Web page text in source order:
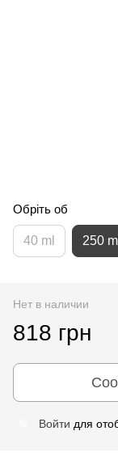
Обріть об
40 ml 250 ml
Нет в наличии
818 грн
Войти для